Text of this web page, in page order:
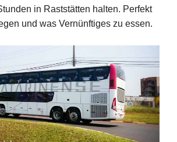
in Raststätten halten. Perfekt
und was Vernünftiges zu essen.